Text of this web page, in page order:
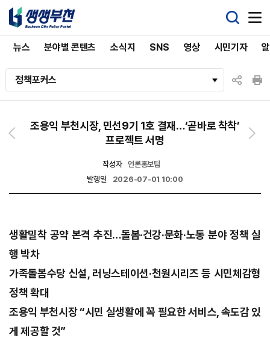
뉴스 분야별 콘텐츠 소식지 SNS 영상 시민기자
정책포커스
조용익 부천시장, 민선9기 1호 결재…‘곧바로 착착’
프로젝트 서명
작성자
언론홍보팀
발행일
2026-07-01 10:00
생활밀착 공약 본격 추진…돌봄·건강·문화·노동 분야 정책 실
행 박차
가족돌봄수당 신설, 러닝스테이션·천원시리즈 등 시민체감형
정책 확대
조용익 부천시장 “시민 실생활에 꼭 필요한 서비스, 속도감 있
게 제공할 것”